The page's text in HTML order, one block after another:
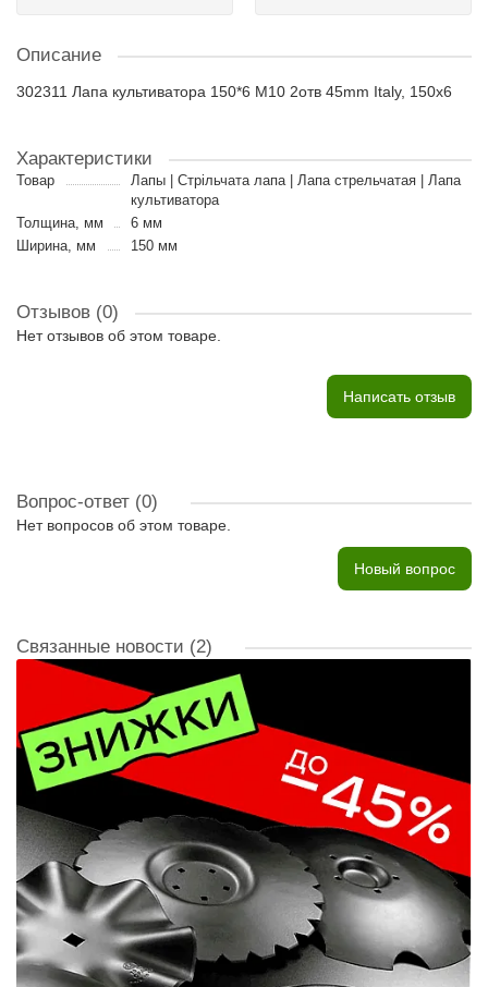
Описание
302311 Лапа культиватора 150*6 M10 2отв 45mm Italy, 150x6
Характеристики
Товар
Лапы | Стрільчата лапа | Лапа стрельчатая | Лапа
культиватора
Толщина, мм
6 мм
Ширина, мм
150 мм
Отзывов (0)
Нет отзывов об этом товаре.
Написать отзыв
Вопрос-ответ (0)
Нет вопросов об этом товаре.
Новый вопрос
Связанные новости (2)